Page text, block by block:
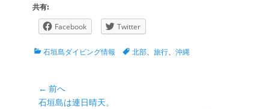
共有:
Facebook Twitter
カ 石垣島ダイビング情報
タ 北部、 旅行、 沖縄
投
稿
← 前へ
前
石垣島は連日晴天。